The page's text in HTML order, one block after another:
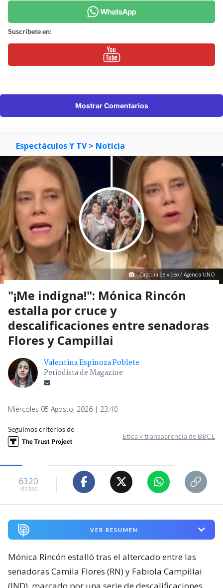
Suscríbete en:
Mostrar Comentarios
Espectáculos Y TV > Noticia
Captura de video / Agencia UNO
"¡Me indigna!": Mónica Rincón
estalla por cruce y
descalificaciones entre senadoras
Flores y Campillai
Valentina Espinoza Poblete
Periodista de Magazine
Miércoles 05 Agosto, 2026 | 23:40
Seguimos criterios de
Ética y transparencia de BBCL
6320
visitas
VER RESUMEN
Mónica Rincón estalló tras el altercado entre las
senadoras Camila Flores (RN) y Fabiola Campillai